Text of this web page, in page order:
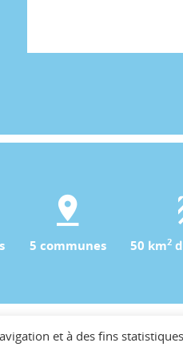
5 communes 50 km2
Plan du site Mentions
et à des fins